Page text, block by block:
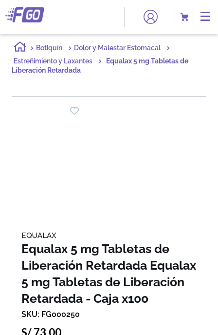
Botiquín
Dolor y Malestar Estomacal
Estreñimiento y Laxantes
Equalax 5 mg Tabletas de
Liberación Retardada
EQUALAX
Equalax 5 mg Tabletas de
Liberación Retardada Equalax
5 mg Tabletas de Liberación
Retardada - Caja x100
FG000250